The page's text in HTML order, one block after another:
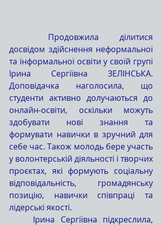
досвідом здійснення неформальної
та інформальної освіти у своїй групі
Ірина Сергіївна ЗЕЛІНСЬКА.
Доповідачка наголосила, що
студенти активно долучаються до
онлайн-освіти, оскільки можуть
здобувати нові знання та
формувати навички в зручний для
себе час. Також молодь бере участь
у волонтерській діяльності і творчих
проєктах, які формують соціальну
відповідальність, громадянську
позицію, навички співпраці та
лідерські якості.